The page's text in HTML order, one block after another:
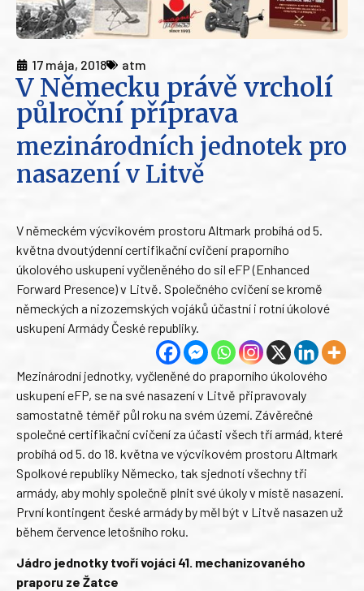
17 mája, 2018 atm
V Německu právě vrcholí
půlroční příprava
mezinárodních jednotek pro
nasazení v Litvě
V německém výcvikovém prostoru Altmark probíhá od 5.
května dvoutýdenní certifikační cvičení praporního
úkolového uskupení vyčleněného do sil eFP (Enhanced
Forward Presence) v Litvě. Společného cvičení se kromě
německých a nizozemských vojáků účastní i rotní úkolové
uskupení Armády České republiky.
Mezinárodní jednotky, vyčleněné do praporního úkolového
uskupení eFP, se na své nasazení v Litvě připravovaly
samostatně téměř půl roku na svém území. Závěrečné
společné certifikační cvičení za účasti všech tří armád, které
probíhá od 5. do 18. května ve výcvikovém prostoru Altmark
Spolkové republiky Německo, tak sjednotí všechny tři
armády, aby mohly společně plnit své úkoly v místě nasazení.
První kontingent české armády by měl být v Litvě nasazen už
během července letošního roku.
Jádro jednotky tvoří vojáci 41. mechanizovaného
praporu ze Žatce